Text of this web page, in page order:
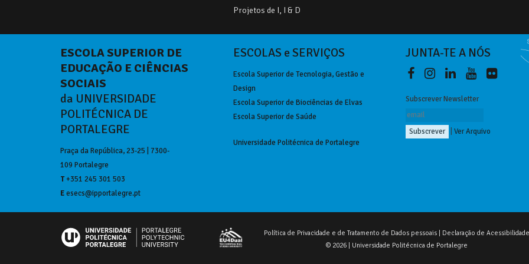
Projetos de I, I & D
ESCOLA SUPERIOR DE
EDUCAÇÃO E CIÊNCIAS
SOCIAIS
da UNIVERSIDADE
POLITÉCNICA DE
PORTALEGRE
Praça da República, 23-25 | 7300-
109 Portalegre
T+351 245 301 503
Eesecs@ipportalegre.pt
ESCOLAS e SERVIÇOS
Escola Superior de Tecnologia, Gestão e
Design
Escola Superior de Biociências de Elvas
Escola Superior de Saúde
Universidade Politécnica de Portalegre
JUNTA-TE A NÓS
Subscrever Newsletter
Ver Arquivo
Política de Privacidade e de Tratamento de Dados pessoais
Declaração de Acessibilidade
© 2026 | Universidade Politécnica de Portalegre